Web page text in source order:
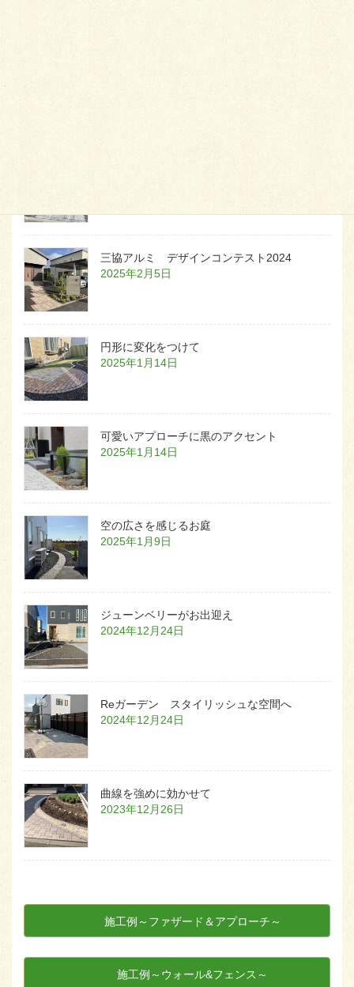
三協アルミ デザインコンテスト2024
2025年2月5日
円形に変化をつけて
2025年1月14日
可愛いアプローチに黒のアクセント
2025年1月14日
空の広さを感じるお庭
2025年1月9日
ジューンベリーがお出迎え
2024年12月24日
Reガーデン スタイリッシュな空間へ
2024年12月24日
曲線を強めに効かせて
2023年12月26日
施工例～ファザード＆アプローチ～
施工例～ウォール&フェンス～